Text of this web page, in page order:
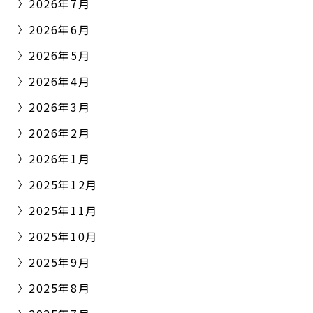
2026年7月
2026年6月
2026年5月
2026年4月
2026年3月
2026年2月
2026年1月
2025年12月
2025年11月
2025年10月
2025年9月
2025年8月